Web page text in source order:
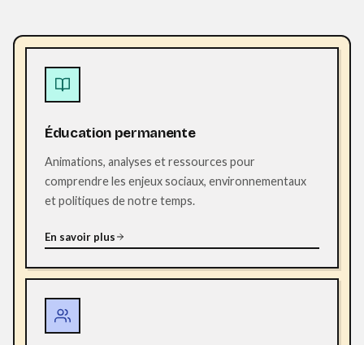
Éducation permanente
Animations, analyses et ressources pour
comprendre les enjeux sociaux, environnementaux
et politiques de notre temps.
En savoir plus